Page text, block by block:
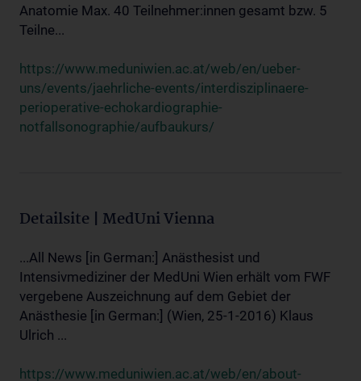
Anatomie Max. 40 Teilnehmer:innen gesamt bzw. 5
Teilne...
https://www.meduniwien.ac.at/web/en/ueber-
uns/events/jaehrliche-events/interdisziplinaere-
perioperative-echokardiographie-
notfallsonographie/aufbaukurs/
Detailsite | MedUni Vienna
...All News [in German:] Anästhesist und
Intensivmediziner der MedUni Wien erhält vom FWF
vergebene Auszeichnung auf dem Gebiet der
Anästhesie [in German:] (Wien, 25-1-2016) Klaus
Ulrich ...
https://www.meduniwien.ac.at/web/en/about-